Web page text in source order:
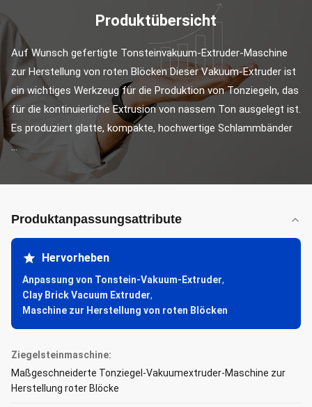
Produktübersicht
Auf Wunsch gefertigte Tonsteinvakuum-Extruder-Maschine
zur Herstellung von roten Blöcken Dieser Vakuum-Extruder ist
ein wichtiges Werkzeug für die Produktion von Tonziegeln, das
für die kontinuierliche Extrusion von nassem Ton ausgelegt ist.
Es produziert glatte, kompakte, hochwertige Schlammbänder
...
Produktanpassungsattribute
Hervorheben
Anpassung von Tonstein-Vakuum-Extruder,
Clay Brick Vacuum Extruder,
Maschine zur Herstellung von roten Blöcken
Ziegelsteinmaschine:
Maßgeschneiderte Tonziegel-Vakuumextruder-Maschine zur
Herstellung roter Blöcke